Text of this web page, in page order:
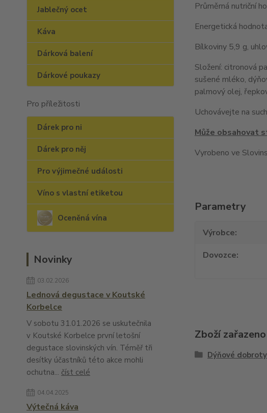
Jablečný ocet
Káva
Dárková balení
Dárkové poukazy
Pro příležitosti
Dárek pro ni
Dárek pro něj
Pro výjimečné události
Víno s vlastní etiketou
Oceněná vína
Novinky
03.02.2026
Lednová degustace v Koutské
Korbelce
V sobotu 31.01.2026 se uskutečnila
v Koutské Korbelce první letošní
degustace slovinských vín. Téměř tři
desítky účastníků této akce mohli
ochutna... číst celé
04.04.2025
Výtečná káva
Průměrná nutriční
Energetická
Bílkoviny 5,9 g,
Složení: citronová
sušené mléko,
palmový olej,
Uchovávejte na
Může obsahovat
Vyrobeno ve
Parametry
Výrobce
Dovozce
Zboží
Dýňové dobroty